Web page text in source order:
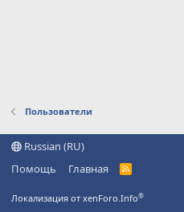
Пользователи
Russian (RU)
Помощь
Главная
R
Локализация от xenForo.Info®